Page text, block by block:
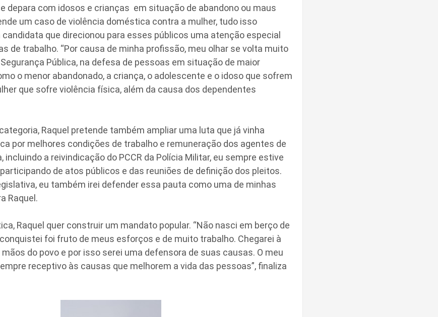
depara com idosos e crianças em situação de abandono ou maus
um caso de violência doméstica contra a mulher, tudo isso
que direcionou para esses públicos uma atenção especial
de trabalho. “Por causa de minha profissão, meu olhar se volta muito
Pública, na defesa de pessoas em situação de maior
o menor abandonado, a criança, o adolescente e o idoso que sofrem
que sofre violência física, além da causa dos dependentes
Raquel pretende também ampliar uma luta que já vinha
por melhores condições de trabalho e remuneração dos agentes de
incluindo a reivindicação do PCCR da Polícia Militar, eu sempre estive
de atos públicos e das reuniões de definição dos pleitos.
eu também irei defender essa pauta como uma de minhas
Raquel.
Raquel quer construir um mandato popular. “Não nasci em berço de
foi fruto de meus esforços e de muito trabalho. Chegarei à
do povo e por isso serei uma defensora de suas causas. O meu
receptivo às causas que melhorem a vida das pessoas”, finaliza